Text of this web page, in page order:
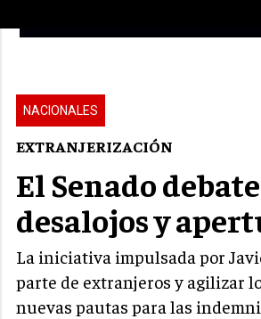
NACIONALES
EXTRANJERIZACIÓN
El Senado
desalojos y
La iniciativa impulsada por
parte de extranjeros y agilizar
nuevas pautas para las